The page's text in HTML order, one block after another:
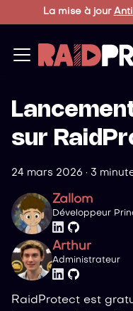
La mise à jour
sur
24 mars 2026 · 3
Zallom
Développeur
Arthur
Administrateur
RaidProtect est